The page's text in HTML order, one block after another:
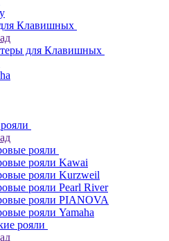
Клавишных
для Клавишных
рояли
рояли Kawai
рояли Kurzweil
рояли Pearl River
рояли PIANOVA
рояли Yamaha
рояли